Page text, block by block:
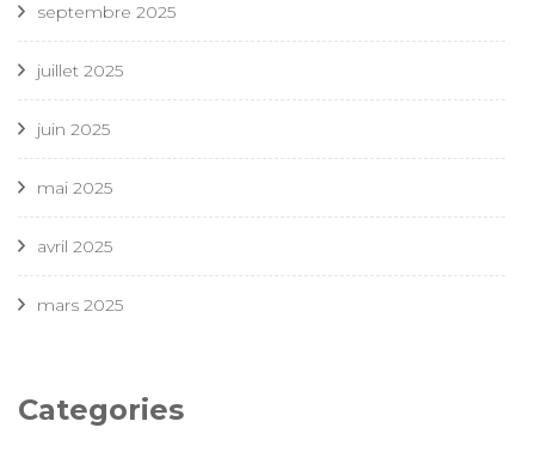
septembre 2025
juillet 2025
juin 2025
mai 2025
avril 2025
mars 2025
Categories